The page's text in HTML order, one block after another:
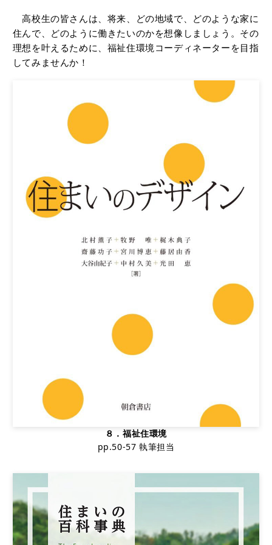
高校生の皆さんは、将来、どの地域で、どのような家に
住んで、どのように働きたいのかを想像しましょう。その
理想を叶えるために、福祉住環境コーディネーターを目指
してみませんか！
８．福祉住環境
pp.50-57 執筆担当